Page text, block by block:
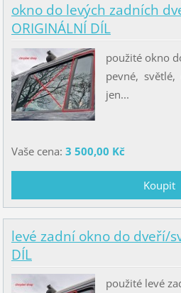
okno do levých zadních
ORIGINÁLNÍ DÍL
použité okno
pevné, světlé,
jen...
Vaše cena: 3 500,00 Kč
levé zadní okno do dveří/
DÍL
použité levé